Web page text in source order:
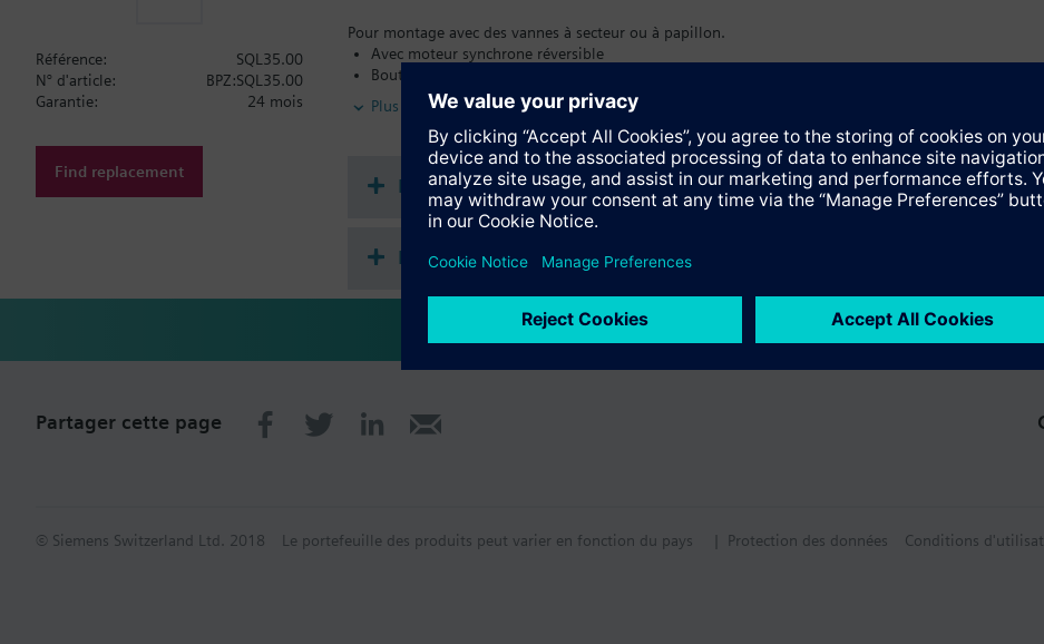
Pour montage avec des vannes à secteur ou à papillon.
Avec moteur synchrone réversible
Bouton de sélection de régime manuel/automatique et poignée manuelle
Boîtier aluminimum coulé sous pression avec capot en matière plastique.
Information complémentaire
Les consoles de montage ASK3... doivent être commandées séparément (voir accessoires ou les
Plus
Référence:
SQL35.00
N° d'article:
BPZ:SQL35.00
Garantie:
24 mois
Find replacement
Documentation
Récapitulatif technique
Partager cette page
© Siemens Switzerland Ltd. 2018 Le portefeuille des produits peut varier en fonction du pays | Protection des données Conditions